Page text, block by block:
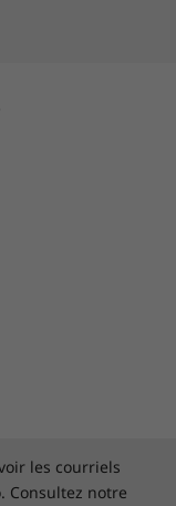
de l'achat ;
réseau.
nom
les courriels
Consultez notre